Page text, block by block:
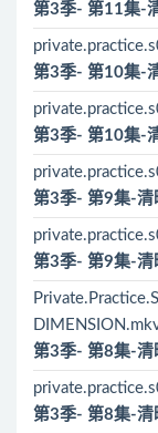
第3季- 第11集-
第3季- 第10集-
第3季- 第10集-
第3季- 第9集-清
第3季- 第9集-清
第3季- 第8集-清
第3季- 第8集-清